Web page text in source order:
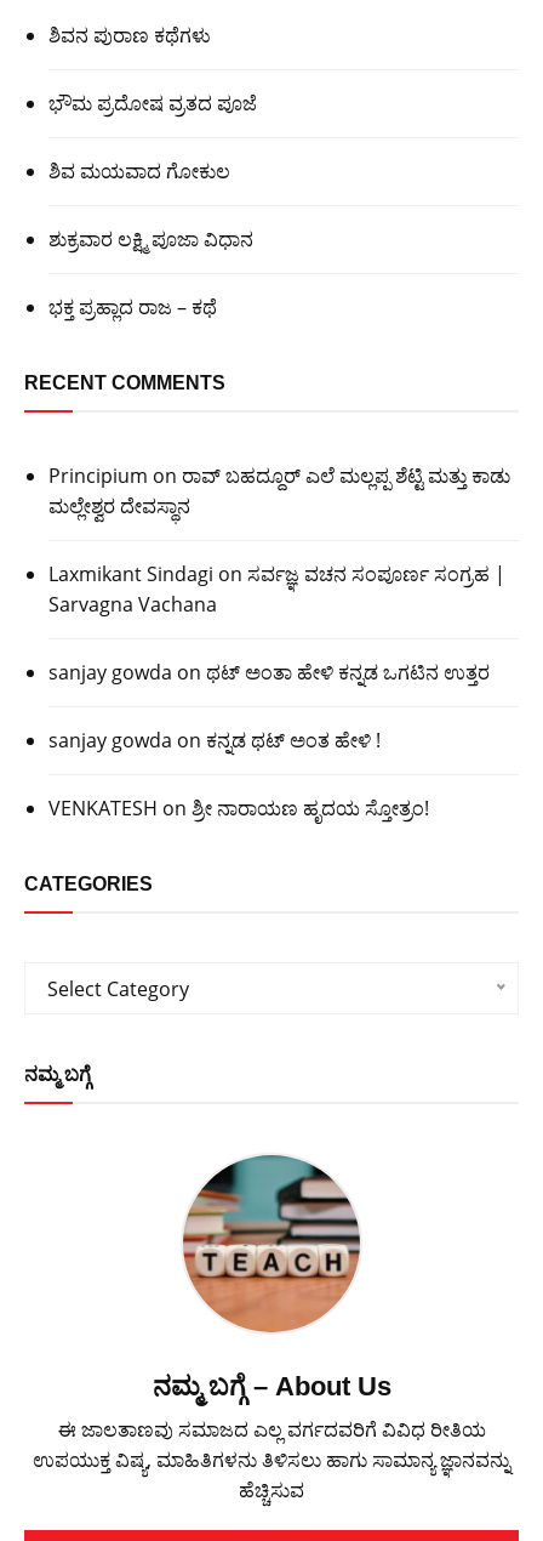
ಶಿವನ ಪುರಾಣ ಕಥೆಗಳು
ಭೌಮ ಪ್ರದೋಷ ವ್ರತದ ಪೂಜೆ
ಶಿವ ಮಯವಾದ ಗೋಕುಲ
ಶುಕ್ರವಾರ ಲಕ್ಷ್ಮಿ ಪೂಜಾ ವಿಧಾನ
ಭಕ್ತ ಪ್ರಹ್ಲಾದ ರಾಜ – ಕಥೆ
RECENT COMMENTS
Principium on ರಾವ್ ಬಹದ್ದೂರ್ ಎಲೆ ಮಲ್ಲಪ್ಪ ಶೆಟ್ಟಿ ಮತ್ತು ಕಾಡು
ಮಲ್ಲೇಶ್ವರ ದೇವಸ್ಥಾನ
Laxmikant Sindagi on ಸರ್ವಜ್ಞ ವಚನ ಸಂಪೂರ್ಣ ಸಂಗ್ರಹ |
Sarvagna Vachana
sanjay gowda on ಥಟ್ ಅಂತಾ ಹೇಳಿ ಕನ್ನಡ ಒಗಟಿನ ಉತ್ತರ
sanjay gowda on ಕನ್ನಡ ಥಟ್ ಅಂತ ಹೇಳಿ !
VENKATESH on ಶ್ರೀ ನಾರಾಯಣ ಹೃದಯ ಸ್ತೋತ್ರಂ!
CATEGORIES
Categories
Select Category
ನಮ್ಮ ಬಗ್ಗೆ
ನಮ್ಮ ಬಗ್ಗೆ – About Us
ಈ ಜಾಲತಾಣವು ಸಮಾಜದ ಎಲ್ಲ ವರ್ಗದವರಿಗೆ ವಿವಿಧ ರೀತಿಯ
ಉಪಯುಕ್ತ ವಿಷ್ಯ, ಮಾಹಿತಿಗಳನು ತಿಳಿಸಲು ಹಾಗು ಸಾಮಾನ್ಯ ಜ್ಞಾನವನ್ನು
ಹೆಚ್ಚಿಸುವ